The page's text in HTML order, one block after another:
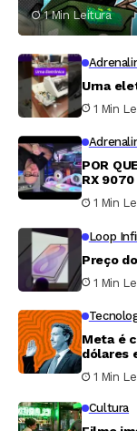
1 Min Leitura
Urna
1 Min
POR
RX 9070
1 Min
Loop
Preço
1 Min
Meta é
dólares
1 Min
Cultura